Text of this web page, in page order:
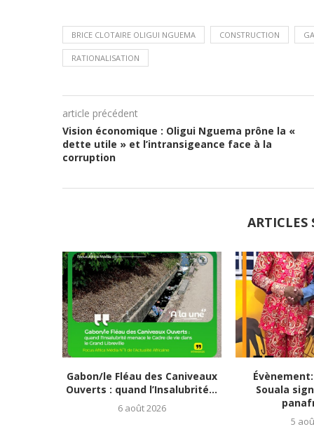
BRICE CLOTAIRE OLIGUI NGUEMA CONSTRUCTION
RATIONALISATION
article précédent
Vision économique : Oligui Nguema prône la «
dette utile » et l’intransigeance face à la
corruption
ARTICLES
Gabon/le Fléau des Caniveaux
Ouverts : quand l’Insalubrité...
6 août 2026
Souala
5